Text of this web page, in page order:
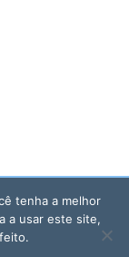
tenha a melhor
a usar este site,